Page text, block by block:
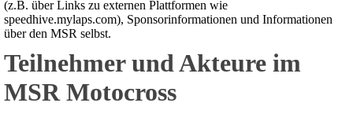
(z.B. über Links zu externen Plattformen wie
speedhive.mylaps.com), Sponsorinformationen und Informationen
über den MSR selbst.
Teilnehmer und Akteure im
MSR Motocross